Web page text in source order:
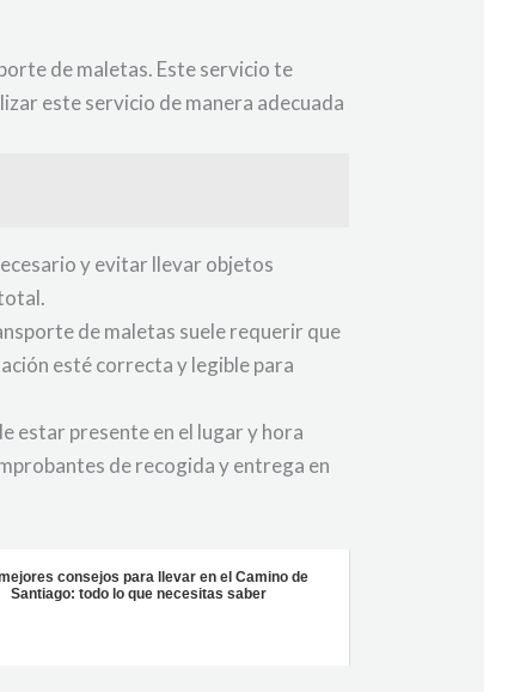
de maletas. Este servicio te
este servicio de manera adecuada
y evitar llevar objetos
de maletas suele requerir que
esté correcta y legible para
estar presente en el lugar y hora
de recogida y entrega en
consejos para llevar en el Camino de
Santiago: todo lo que necesitas saber